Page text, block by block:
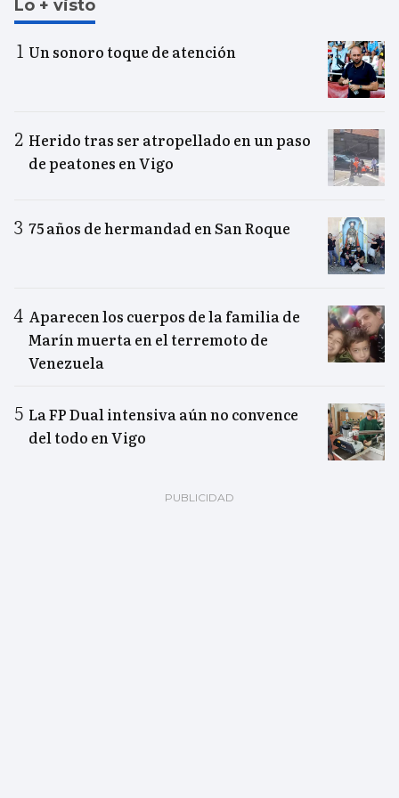
Lo + visto
Un sonoro toque de atención
Herido tras ser atropellado en un paso
de peatones en Vigo
75 años de hermandad en San Roque
Aparecen los cuerpos de la familia de
Marín muerta en el terremoto de
Venezuela
La FP Dual intensiva aún no convence
del todo en Vigo